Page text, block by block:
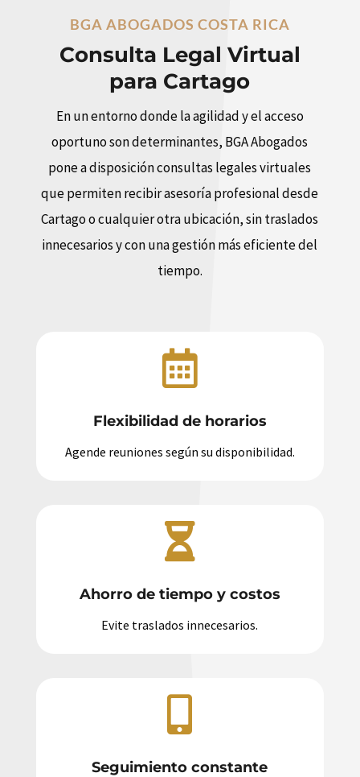
BGA ABOGADOS COSTA RICA
Consulta Legal Virtual
para Cartago
En un entorno donde la agilidad y el acceso
oportuno son determinantes, BGA Abogados
pone a disposición consultas legales virtuales
que permiten recibir asesoría profesional desde
Cartago o cualquier otra ubicación, sin traslados
innecesarios y con una gestión más eficiente del
tiempo.

Flexibilidad de horarios
Agende reuniones según su disponibilidad.

Ahorro de tiempo y costos
Evite traslados innecesarios.

Seguimiento constante